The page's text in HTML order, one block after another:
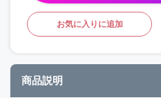
お気に入りに追加
商品説明